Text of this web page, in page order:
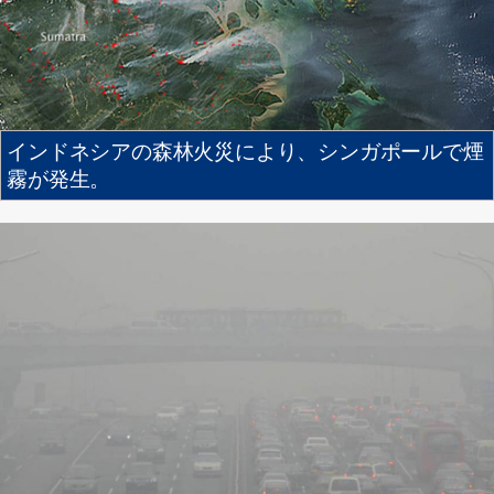
インドネシアの森林火災により、シンガポールで煙
霧が発生。